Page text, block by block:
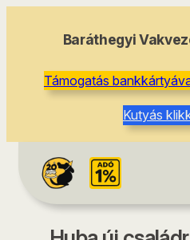
Baráthegyi
Támogatás
Kutyás